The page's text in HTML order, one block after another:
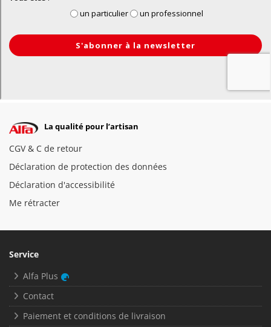
La qualité pour l’artisan
CGV & C de retour
Déclaration de protection des données
Déclaration d'accessibilité
Me rétracter
Service
Alfa Plus
Contact
Paiement et conditions de livraison